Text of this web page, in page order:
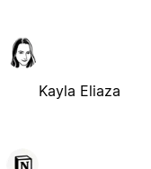
Kayla Eliaza